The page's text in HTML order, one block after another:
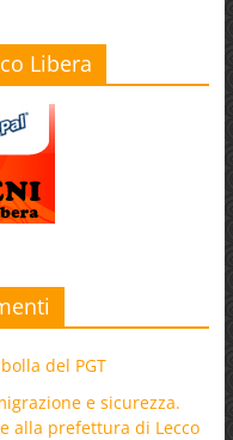
Libera
del PGT
e sicurezza.
alla prefettura di Lecco